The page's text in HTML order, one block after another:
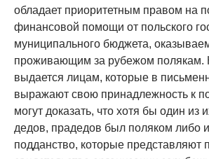
обладает приоритетным правом на
финансовой помощи от польского
муниципального бюджета,
проживающим за рубежом полякам.
выдается лицам, которые в
выражают свою принадлежность к
могут доказать, что хотя бы один из
дедов, прадедов был поляком либо
подданство, которые представляют